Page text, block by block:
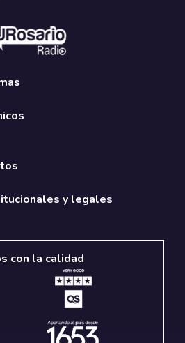
y legales
con la calidad